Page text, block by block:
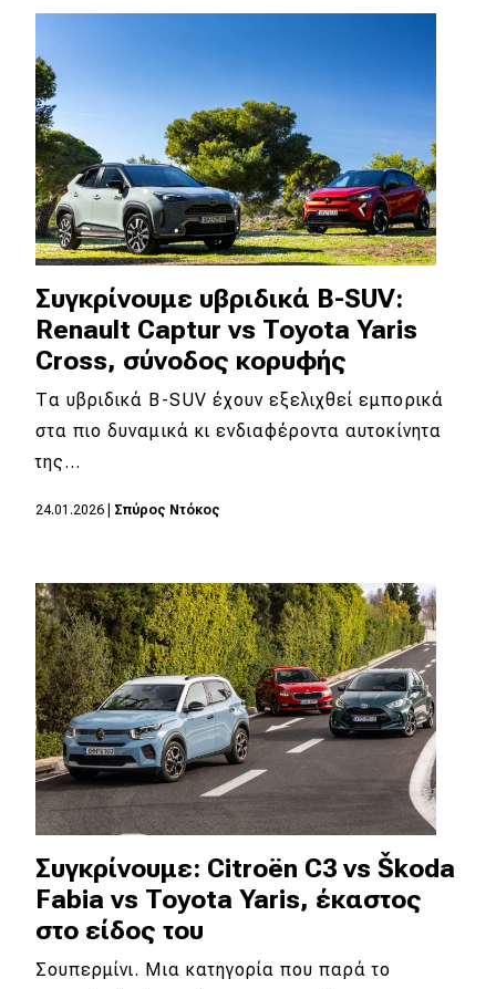
Απόψεις
Test Drive
Δοκιμή
Αποστολή
Συγκρίνουμε
Αγώνες
Formula 1
WRC
Motorsport
Νέα
Τεχνολογία
Mobility
Σταθμοί φόρτισης
Classic
Νέα
Παρουσιάσεις
DRIVE Away
Συγκρίνουμε υβριδικά B-SUV:
Renault Captur vs Toyota Yaris
Cross, σύνοδος κορυφής
Τα υβριδικά B-SUV έχουν εξελιχθεί εμπορικά
στα πιο δυναμικά κι ενδιαφέροντα αυτοκίνητα
της…
24.01.2026 Σπύρος Ντόκος
Συγκρίνουμε: Citroën C3 vs Škoda
Fabia vs Toyota Yaris, έκαστος
στο είδος του
Σουπερμίνι. Μια κατηγορία που παρά το